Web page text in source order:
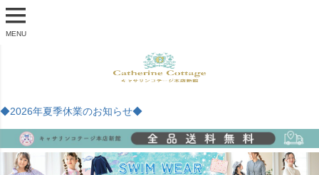
MENU
◆2026年夏季休業のお知らせ◆